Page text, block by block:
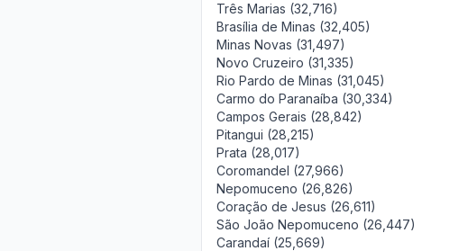
Três Marias (32,716)
Brasília de Minas (32,405)
Minas Novas (31,497)
Novo Cruzeiro (31,335)
Rio Pardo de Minas (31,045)
Carmo do Paranaíba (30,334)
Campos Gerais (28,842)
Pitangui (28,215)
Prata (28,017)
Coromandel (27,966)
Nepomuceno (26,826)
Coração de Jesus (26,611)
São João Nepomuceno (26,447)
Carandaí (25,669)